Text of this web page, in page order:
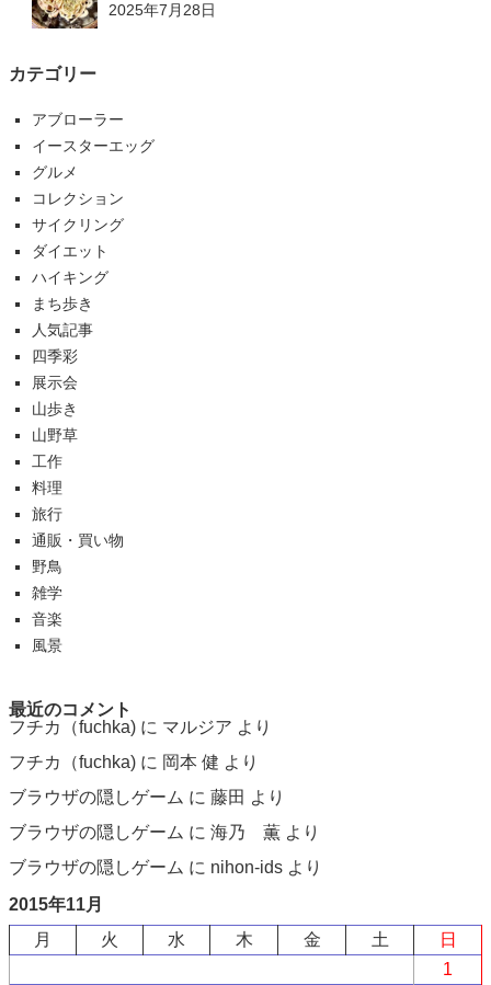
2025年7月28日
カテゴリー
アブローラー
イースターエッグ
グルメ
コレクション
サイクリング
ダイエット
ハイキング
まち歩き
人気記事
四季彩
展示会
山歩き
山野草
工作
料理
旅行
通販・買い物
野鳥
雑学
音楽
風景
最近のコメント
フチカ（fuchka) に マルジア より
フチカ（fuchka) に 岡本 健 より
ブラウザの隠しゲーム に 藤田 より
ブラウザの隠しゲーム に 海乃 薫 より
ブラウザの隠しゲーム に nihon-ids より
2015年11月
月
火 水 木 金 土
日
1